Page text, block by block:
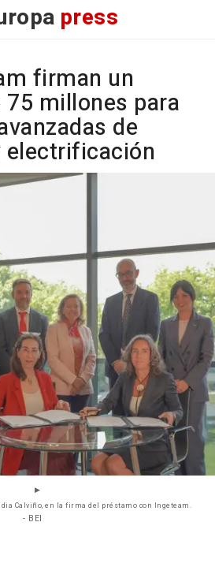
press
firman un
millones para
de
electrificación
Calviño, en la firma del préstamo con Ingeteam.
- BEI